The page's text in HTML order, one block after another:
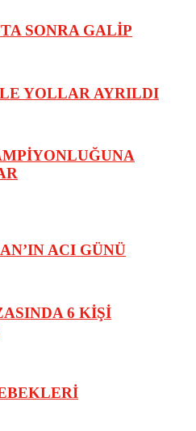
SONRA GALİP
YOLLAR AYRILDI
ACI GÜNÜ
6 KİŞİ